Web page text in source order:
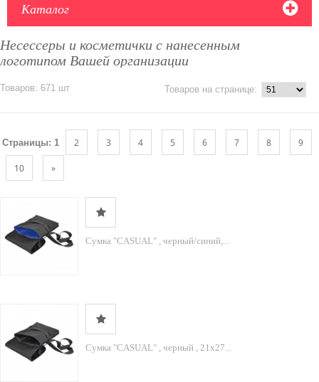
Каталог
Несессеры и косметички с нанесенным
логотипом Вашей организации
Товаров: 671 шт Товаров на странице:
Страницы: 1 2 3 4 5 6 7 8 9
10 »
Cумка "CASUAL" , черный/синий,...
Cумка "CASUAL" , черный , 21х27...